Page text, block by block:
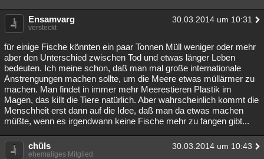
Ensamvarg 30.03.2014 um 10:31
versteckt
für einige Fische könnten ein paar Tonnen Müll weniger oder mehr
aber den Unterschied zwischen Tod und etwas länger Leben
bedeuten. Ich meine schon, daß man mal große internationale
Anstrengungen machen sollte, um die Meere etwas müllärmer zu
machen. Man findet in immer mehr Meerestieren Plastik im
Magen, das killt die Tiere natürlich. Aber wahrscheinlich kommt die
Menschheit erst dann auf die Idee, daß man da etwas machen
müßte, wenn es irgendwann keine Fische mehr zu fangen gibt...
chüls 30.03.2014 um 10:43
ehemaliges Mitglied